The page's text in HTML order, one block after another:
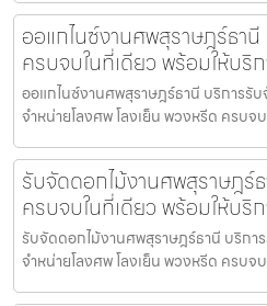
ออแกไนซ์งานศพสุราษฎร์ธา
ครบจบในที่เดียว พร้อมให้บริ
ออแกไนซ์งานศพสุราษฎร์ธานี บริการรั
จำหน่ายโลงศพ โลงเย็น พวงหรีด ครบจ
รับจัดดอกไม้งานศพสุราษฎร์
ครบจบในที่เดียว พร้อมให้บริ
รับจัดดอกไม้งานศพสุราษฎร์ธานี บริก
จำหน่ายโลงศพ โลงเย็น พวงหรีด ครบจ